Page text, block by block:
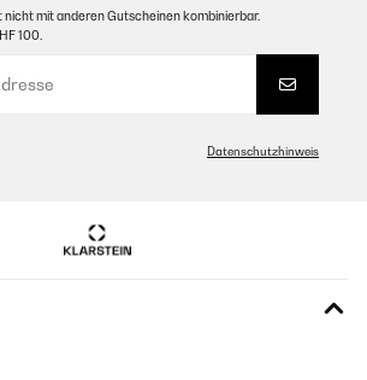
nicht mit anderen Gutscheinen kombinierbar.
100.
Datenschutzhinweis